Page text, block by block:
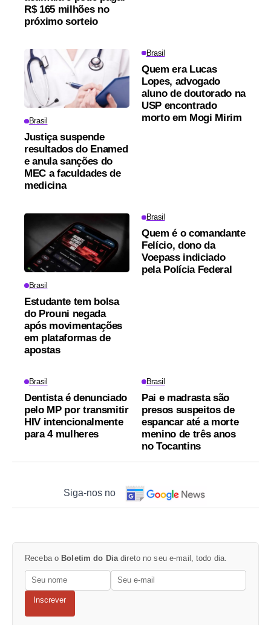
R$ 165 milhões no
próximo sorteio
Brasil
Justiça suspende
resultados do Enamed
e anula sanções do
MEC a faculdades de
medicina
Brasil
Quem era Lucas
Lopes, advogado
aluno de doutorado na
USP encontrado
morto em Mogi Mirim
Brasil
Estudante tem bolsa
do Prouni negada
após movimentações
em plataformas de
apostas
Brasil
Quem é o comandante
Felício, dono da
Voepass indiciado
pela Polícia Federal
Brasil
Dentista é denunciado
pelo MP por transmitir
HIV intencionalmente
para 4 mulheres
Brasil
Pai e madrasta são
presos suspeitos de
espancar até a morte
menino de três anos
no Tocantins
Siga-nos no
Receba o Boletim do Diadireto no seu e-mail, todo dia.
Inscrever